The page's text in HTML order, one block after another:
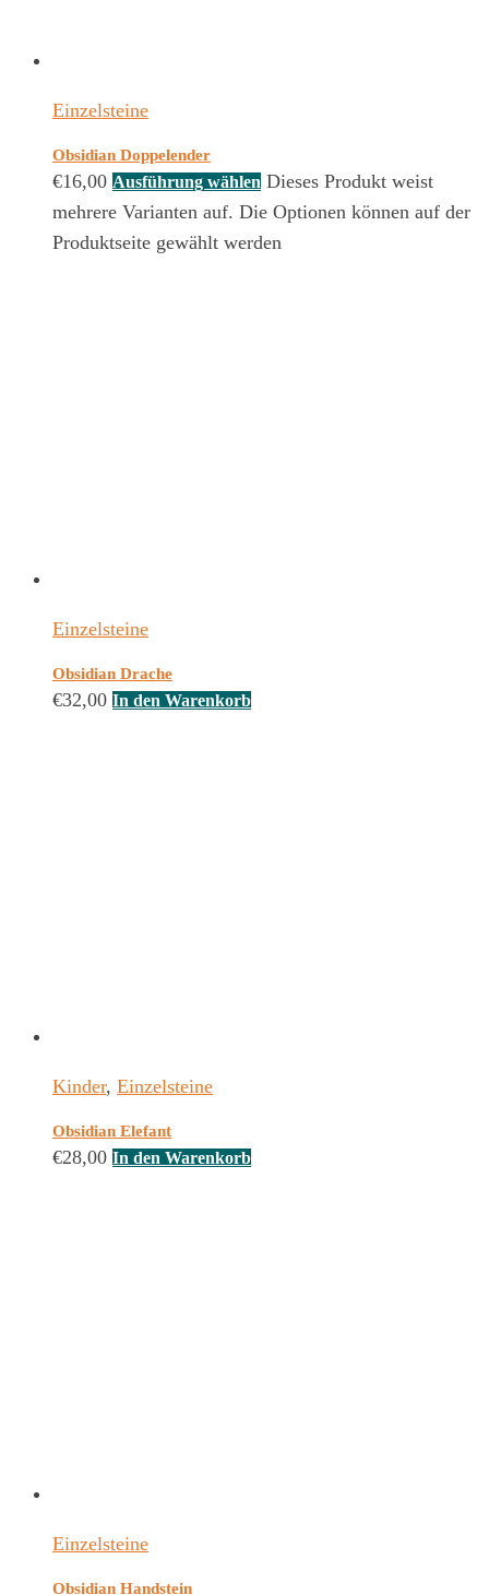
Einzelsteine
Obsidian Doppelender
€16,00 Ausführung wählen Dieses Produkt weist
mehrere Varianten auf. Die Optionen können auf der
Produktseite gewählt werden
Einzelsteine
Obsidian Drache
€32,00 In den Warenkorb
Kinder, Einzelsteine
Obsidian Elefant
€28,00 In den Warenkorb
Einzelsteine
Obsidian Handstein